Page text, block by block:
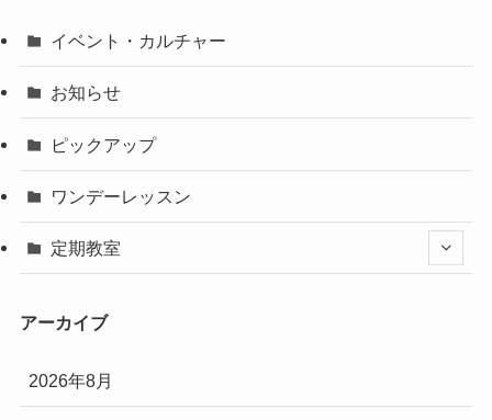
イベント・カルチャー
お知らせ
ピックアップ
ワンデーレッスン
定期教室
アーカイブ
2026年8月